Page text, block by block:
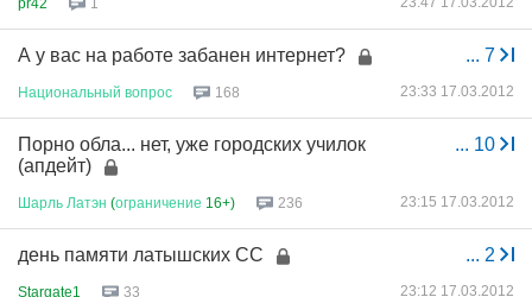
1
... 7
А у вас на работе забанен интернет?
Национальный вопрос 168 23:33 17.03.2012
... 10
Порно обла... нет, уже городских училок
(апдейт)
Шарль Латэн (ограничение 16+) 236 23:15 17.03.2012
... 2
день памяти латышских СС
Stargate1 33 23:12 17.03.2012